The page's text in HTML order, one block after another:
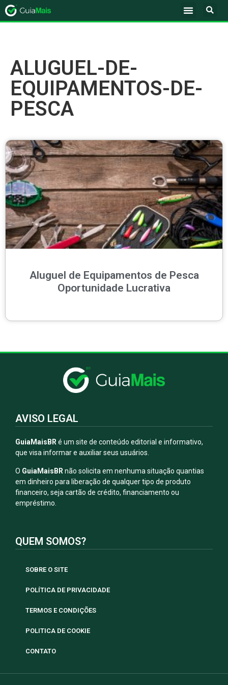
ALUGUEL-DE-
EQUIPAMENTOS-DE-
PESCA
Aluguel de Equipamentos de Pesca
Oportunidade Lucrativa
AVISO LEGAL
GuiaMaisBR é um site de conteúdo editorial e informativo,
que visa informar e auxiliar seus usuários.
O GuiaMaisBR não solicita em nenhuma situação quantias
em dinheiro para liberação de qualquer tipo de produto
financeiro, seja cartão de crédito, financiamento ou
empréstimo.
QUEM SOMOS?
SOBRE O SITE
POLÍTICA DE PRIVACIDADE
TERMOS E CONDIÇÕES
POLITICA DE COOKIE
CONTATO